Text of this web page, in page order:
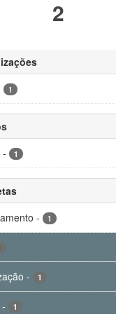
2
1
- 1
- 1
- 1
- 1